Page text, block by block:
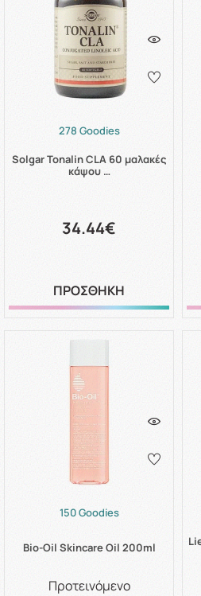
278 Goodies
Solgar Tonalin CLA 60 μαλακές
κάψου …
34.44€
ΠΡΟΣΘΗΚΗ
150 Goodies
Bio-Oil Skincare Oil 200ml
Προτεινόμενο